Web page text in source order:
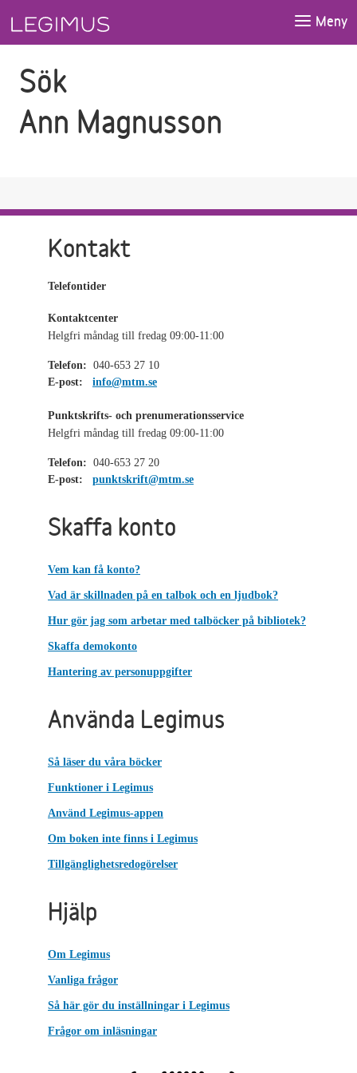
Meny
Sök
Ann Magnusson
Kontakt
Telefontider
Kontaktcenter
Helgfri måndag till fredag 09:00-11:00
Telefon: 040-653 27 10
E-post:
info@mtm.se
Punktskrifts- och prenumerationsservice
Helgfri måndag till fredag 09:00-11:00
Telefon: 040-653 27 20
E-post:
punktskrift@mtm.se
Skaffa konto
Vem kan få konto?
Vad är skillnaden på en talbok och en ljudbok?
Hur gör jag som arbetar med talböcker på bibliotek?
Skaffa demokonto
Hantering av personuppgifter
Använda Legimus
Så läser du våra böcker
Funktioner i Legimus
Använd Legimus-appen
Om boken inte finns i Legimus
Tillgänglighetsredogörelser
Hjälp
Om Legimus
Vanliga frågor
Så här gör du inställningar i Legimus
Frågor om inläsningar